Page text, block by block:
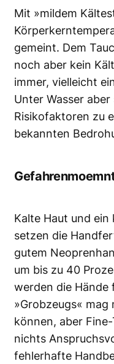
Mit »mildem
gemeint. Dem
noch aber kein
immer, vielleicht
Unter Wasser
Risikofaktoren zu
bekannten
Kalte Haut und ein
setzen die
gutem
um bis zu 40
werden die Hände
»Grobzeugs«
können, aber
nichts
fehlerhafte